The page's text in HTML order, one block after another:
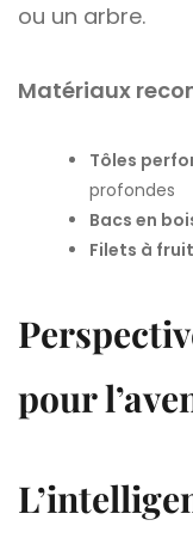
ou un arbre.
Matériaux
Tôles
profondes
Bacs en
Filets à
pour